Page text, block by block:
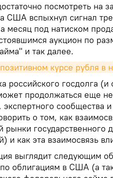
посмотреть на
США вспыхнул сигнал
месяц под натиском
аукцион по
и так далее.
курсе рубля в
российского госдолга
продолжаться еще
сообщества
о том, как
государственного
и как эта взаимосвязь
выглядит следующим
облигациям в США (а